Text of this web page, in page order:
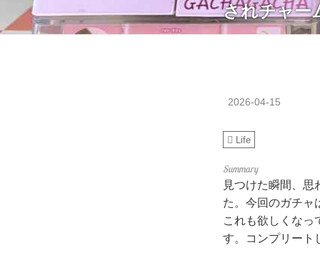
されチャー
2026-04-15
Life
見つけた瞬間、
た。今回のガチャ
これも欲しくなっ
す。コンプリート